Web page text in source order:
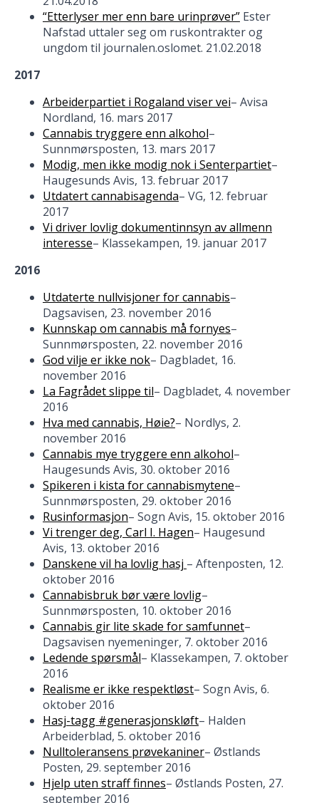
“Etterlyser mer enn bare urinprøver” Ester
Nafstad uttaler seg om ruskontrakter og
ungdom til journalen.oslomet. 21.02.2018
2017
Arbeiderpartiet i Rogaland viser vei– Avisa
Nordland, 16. mars 2017
Cannabis tryggere enn alkohol–
Sunnmørsposten, 13. mars 2017
Modig, men ikke modig nok i Senterpartiet–
Haugesunds Avis, 13. februar 2017
Utdatert cannabisagenda– VG, 12. februar
2017
Vi driver lovlig dokumentinnsyn av allmenn
interesse– Klassekampen, 19. januar 2017
2016
Utdaterte nullvisjoner for cannabis–
Dagsavisen, 23. november 2016
Kunnskap om cannabis må fornyes–
Sunnmørsposten, 22. november 2016
God vilje er ikke nok– Dagbladet, 16.
november 2016
La Fagrådet slippe til– Dagbladet, 4. november
2016
Hva med cannabis, Høie?– Nordlys, 2.
november 2016
Cannabis mye tryggere enn alkohol–
Haugesunds Avis, 30. oktober 2016
Spikeren i kista for cannabismytene–
Sunnmørsposten, 29. oktober 2016
Rusinformasjon– Sogn Avis, 15. oktober 2016
Vi trenger deg, Carl I. Hagen– Haugesund
Avis, 13. oktober 2016
Danskene vil ha lovlig hasj – Aftenposten, 12.
oktober 2016
Cannabisbruk bør være lovlig–
Sunnmørsposten, 10. oktober 2016
Cannabis gir lite skade for samfunnet–
Dagsavisen nyemeninger, 7. oktober 2016
Ledende spørsmål– Klassekampen, 7. oktober
2016
Realisme er ikke respektløst– Sogn Avis, 6.
oktober 2016
Hasj-tagg #generasjonskløft– Halden
Arbeiderblad, 5. oktober 2016
Nulltoleransens prøvekaniner– Østlands
Posten, 29. september 2016
Hjelp uten straff finnes– Østlands Posten, 27.
september 2016